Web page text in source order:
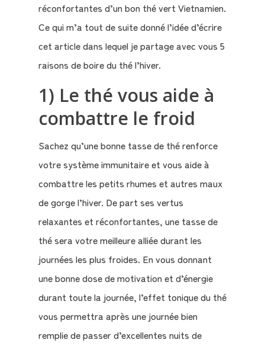
Qui
sommes-
nous
?
Témoignages
E-
books
réconfortantes d’un bon thé vert Vietnamien.
Ce qui m’a tout de suite donné l’idée d’écrire
cet article dans lequel je partage avec vous 5
raisons de boire du thé l’hiver.
1) Le thé vous aide à
combattre le froid
Sachez qu’une bonne tasse de thé renforce
votre système immunitaire et vous aide à
combattre les petits rhumes et autres maux
de gorge l’hiver. De part ses vertus
relaxantes et réconfortantes, une tasse de
thé sera votre meilleure alliée durant les
journées les plus froides. En vous donnant
une bonne dose de motivation et d’énergie
durant toute la journée, l’effet tonique du thé
vous permettra après une journée bien
remplie de passer d’excellentes nuits de